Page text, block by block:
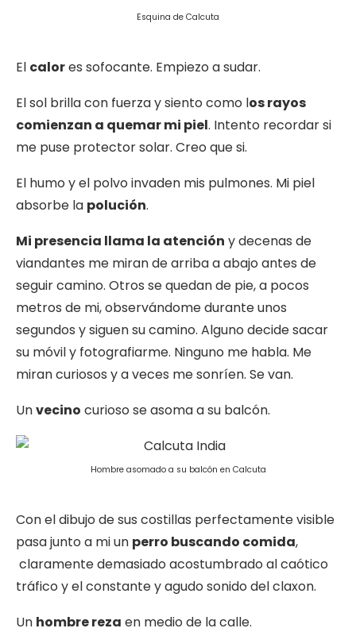
Esquina de Calcuta
El calores sofocante. Empiezo a sudar.
El sol brilla con fuerza y siento como los rayos
comienzan a quemar mi piel. Intento recordar si
me puse protector solar. Creo que si.
El humo y el polvo invaden mis pulmones. Mi piel
absorbe la polución.
Mi presencia llama la atención y decenas de
viandantes me miran de arriba a abajo antes de
seguir camino. Otros se quedan de pie, a pocos
metros de mi, observándome durante unos
segundos y siguen su camino. Alguno decide sacar
su móvil y fotografiarme. Ninguno me habla. Me
miran curiosos y a veces me sonríen. Se van.
Unvecino curioso se asoma a su balcón.
Hombre asomado a su balcón en Calcuta
Con el dibujo de sus costillas perfectamente visible
pasa junto a mi un perro buscando comida,
claramente demasiado acostumbrado al caótico
tráfico y el constante y agudo sonido del claxon.
Un hombre reza en medio de la calle.